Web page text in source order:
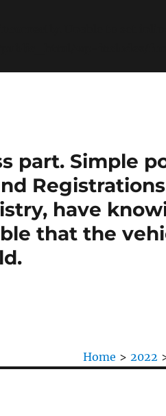
part. Simple
have
that the
Home > 2022